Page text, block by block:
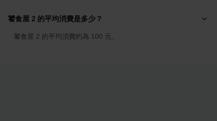
饕食屋 2 的平均消費是多少？
饕食屋 2 的平均消費約為 100 元。